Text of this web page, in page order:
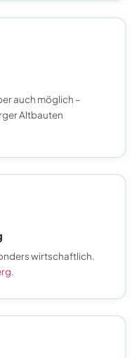
auch möglich –
Altbauten
wirtschaftlich.
.